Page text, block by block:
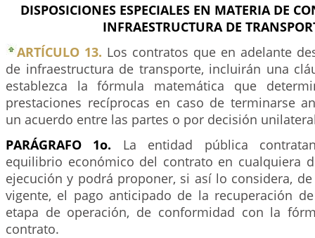
DISPOSICIONES ESPECIALES EN MATERIA DE
INFRAESTRUCTURA DE
ARTÍCULO 13. Los contratos que en adelante
de infraestructura de transporte, incluirán una
establezca la fórmula matemática que
prestaciones recíprocas en caso de terminarse
un acuerdo entre las partes o por decisión
PARÁGRAFO 1o. La entidad pública
equilibrio económico del contrato en cualquiera
ejecución y podrá proponer, si así lo considera,
vigente, el pago anticipado de la recuperación
etapa de operación, de conformidad con la
contrato.